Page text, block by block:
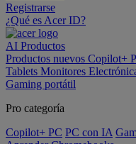
Registrarse
¿Qué es Acer ID?
AI Productos
Productos nuevos Copilot+
Tablets Monitores
Gaming portátil
Pro categoría
Copilot+ PC PC con IA